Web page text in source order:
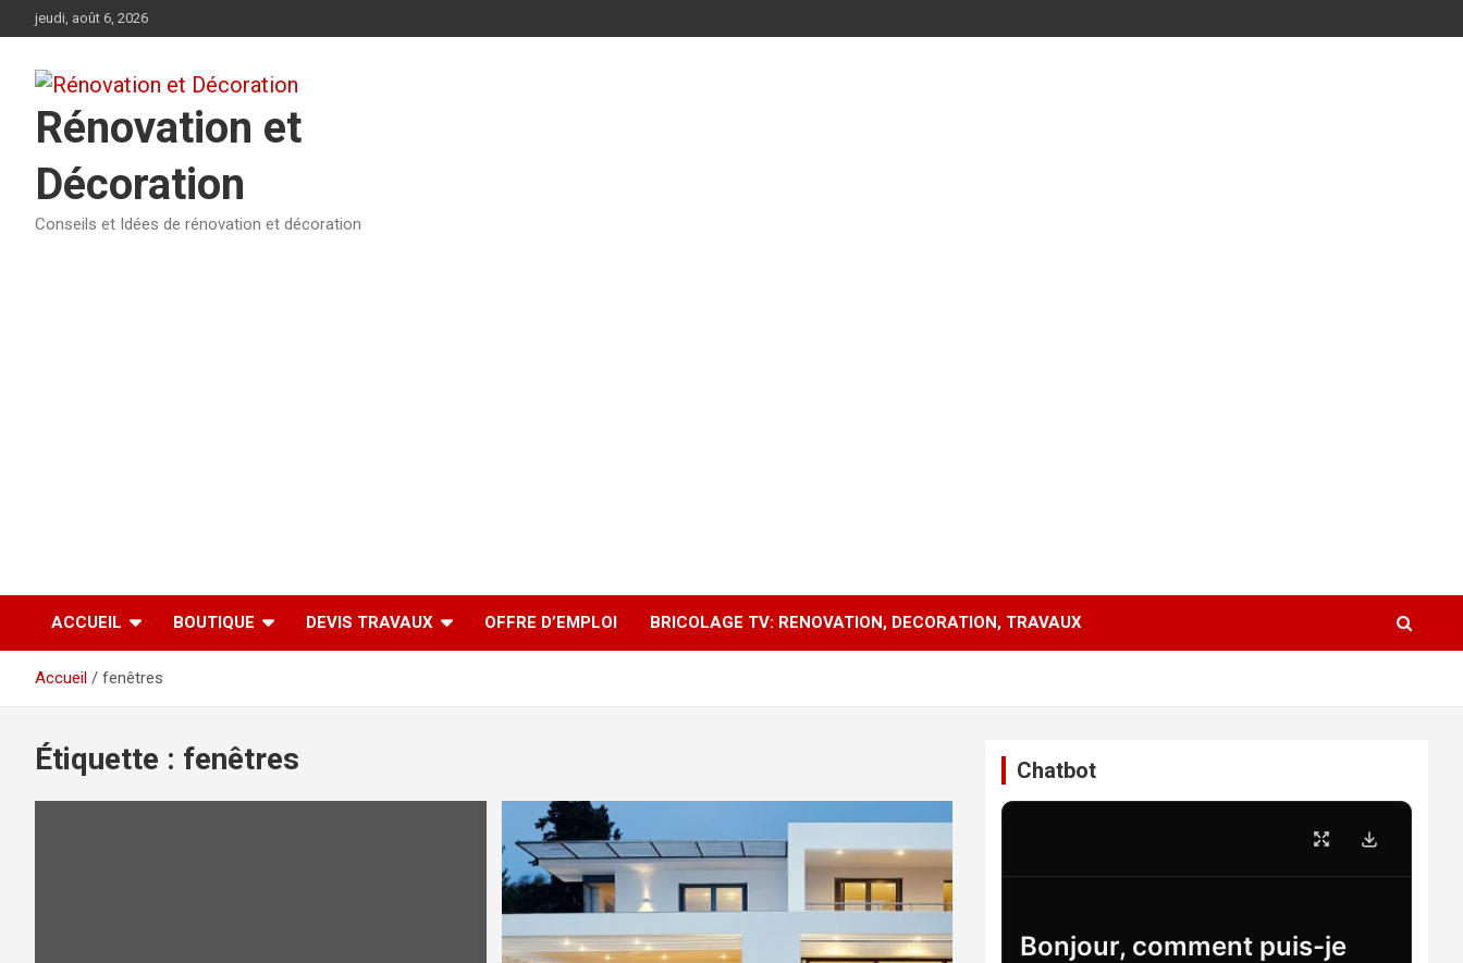
au
jeudi, août 6, 2026
Rénovation et
Décoration
Conseils et Idées de rénovation et décoration
ACCUEIL BOUTIQUE DEVIS TRAVAUX OFFRE D’EMPLOI BRICOLAGE TV: RENOVATION, DECORATION, TRAVAUX
Accueil fenêtres
Étiquette : fenêtres Chatbot
Bonjour, comment puis-je